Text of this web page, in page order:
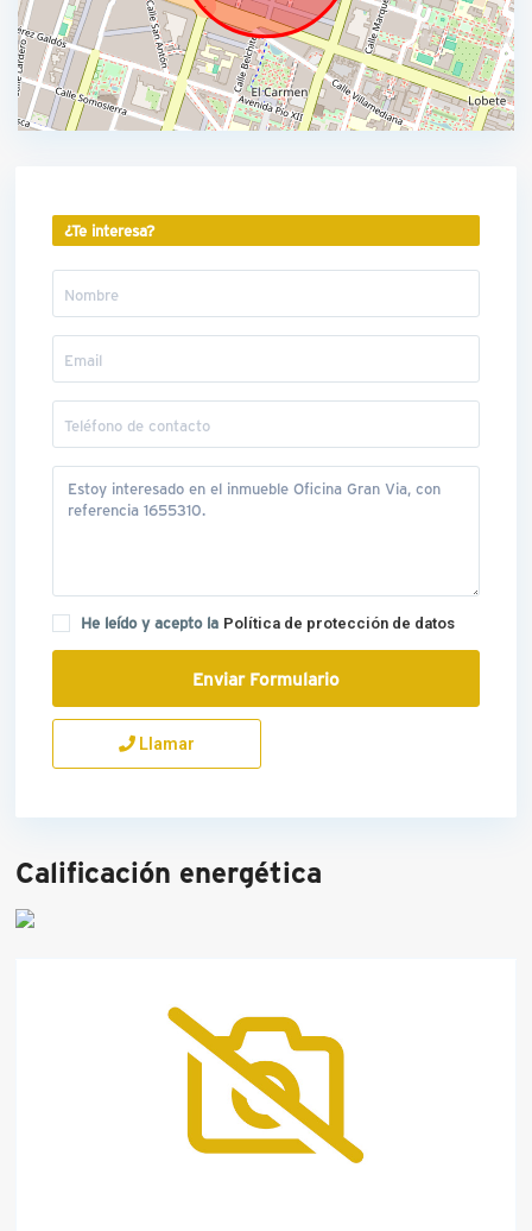
¿Te interesa?
He leído y acepto la Política de protección de datos
Llamar
Calificación energética